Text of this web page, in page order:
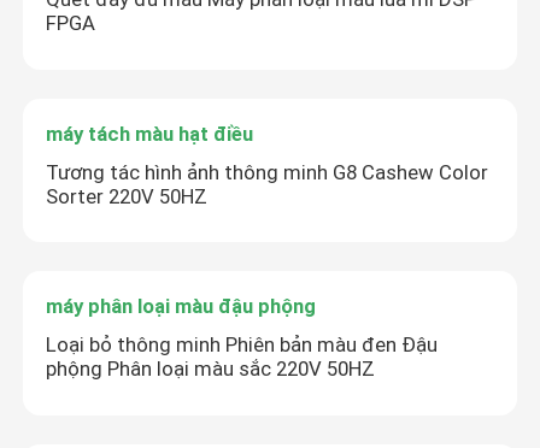
FPGA
máy tách màu hạt điều
Tương tác hình ảnh thông minh G8 Cashew Color
Sorter 220V 50HZ
máy phân loại màu đậu phộng
Loại bỏ thông minh Phiên bản màu đen Đậu
phộng Phân loại màu sắc 220V 50HZ